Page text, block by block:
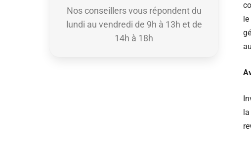
Nos conseillers vous répondent du
lundi au vendredi de 9h à 13h et de
14h à 18h
la